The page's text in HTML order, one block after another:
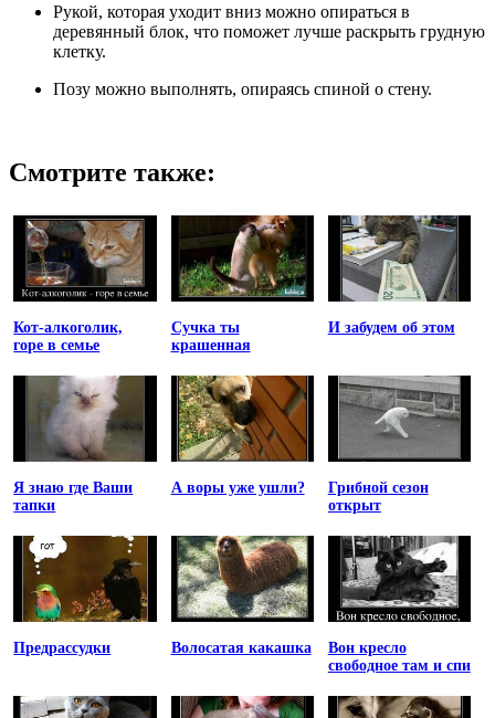
Рукой, которая уходит вниз можно опираться в
деревянный блок, что поможет лучше раскрыть грудную
клетку.
Позу можно выполнять, опираясь спиной о стену.
Смотрите также:
Кот-алкоголик,
горе в семье
Сучка ты
крашенная
И забудем об этом
Я знаю где Ваши
тапки
А воры уже ушли?
Грибной сезон
открыт
Предрассудки Волосатая какашка
Вон кресло
свободное там и спи